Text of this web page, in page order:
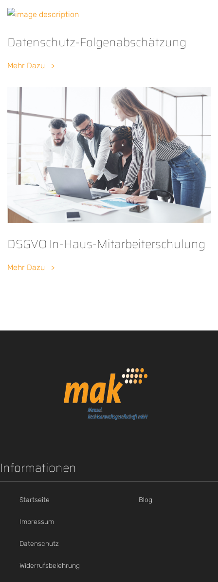
Datenschutz-Folgenabschätzung
Mehr Dazu
DSGVO In-Haus-Mitarbeiterschulung
Mehr Dazu
Informationen
Startseite Blog
Impressum
Datenschutz
Widerrufsbelehrung